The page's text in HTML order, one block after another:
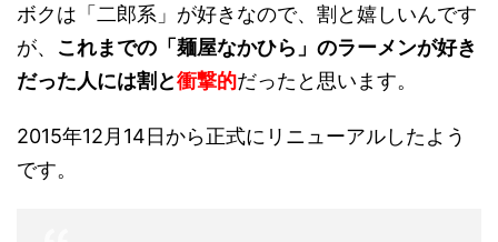
ボクは「二郎系」が好きなので、割と嬉しいんです
が、 これまでの「麺屋なかひら」のラーメンが好き
だった人には割と衝撃的だったと思います。
2015年12月14日から正式にリニューアルしたよう
です。